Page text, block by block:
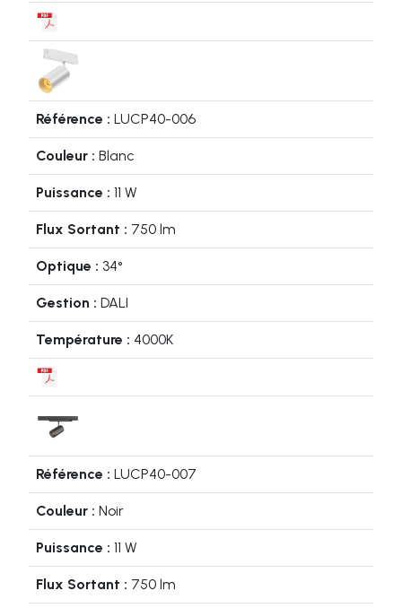
LUCP40-006
Blanc
11 W
750 lm
34°
DALI
4000K
LUCP40-007
Noir
11 W
750 lm